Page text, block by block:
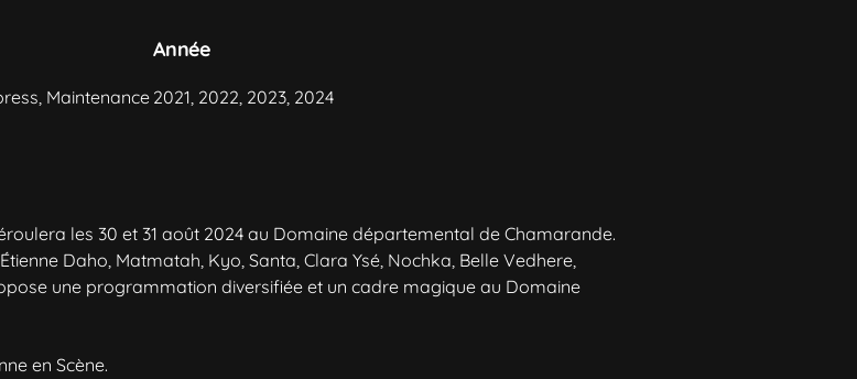
Maintenance
Année
2021, 2022, 2023, 2024
les 30 et 31 août 2024 au Domaine départemental de Chamarande.
Daho, Matmatah, Kyo, Santa, Clara Ysé, Nochka, Belle Vedhere,
une programmation diversifiée et un cadre magique au Domaine
en Scène.